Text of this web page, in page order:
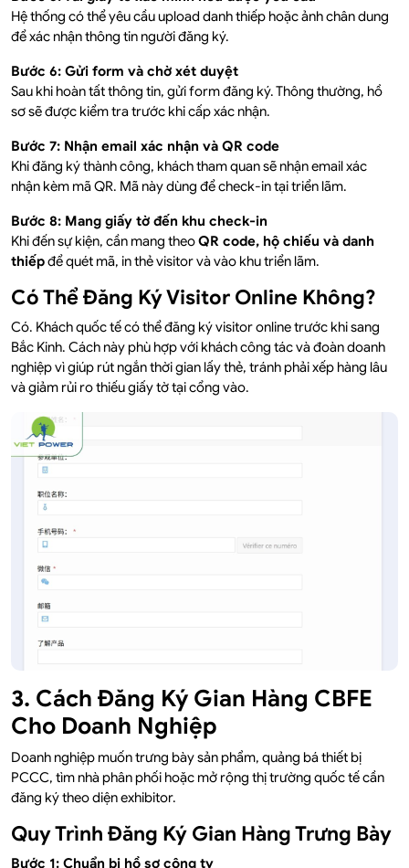
Hệ thống có thể yêu cầu upload danh thiếp hoặc ảnh chân dung
để xác nhận thông tin người đăng ký.
Bước 6: Gửi form và chờ xét duyệt
Sau khi hoàn tất thông tin, gửi form đăng ký. Thông thường, hồ
sơ sẽ được kiểm tra trước khi cấp xác nhận.
Bước 7: Nhận email xác nhận và QR code
Khi đăng ký thành công, khách tham quan sẽ nhận email xác
nhận kèm mã QR. Mã này dùng để check-in tại triển lãm.
Bước 8: Mang giấy tờ đến khu check-in
Khi đến sự kiện, cần mang theoQR code, hộ chiếu và danh
thiếpđể quét mã, in thẻ visitor và vào khu triển lãm.
Có Thể Đăng Ký Visitor Online Không?
Có. Khách quốc tế có thể đăng ký visitor online trước khi sang
Bắc Kinh. Cách này phù hợp với khách công tác và đoàn doanh
nghiệp vì giúp rút ngắn thời gian lấy thẻ, tránh phải xếp hàng lâu
và giảm rủi ro thiếu giấy tờ tại cổng vào.
3. Cách Đăng Ký Gian Hàng CBFE
Cho Doanh Nghiệp
Doanh nghiệp muốn trưng bày sản phẩm, quảng bá thiết bị
PCCC, tìm nhà phân phối hoặc mở rộng thị trường quốc tế cần
đăng ký theo diện exhibitor.
Quy Trình Đăng Ký Gian Hàng Trưng Bày
Bước 1: Chuẩn bị hồ sơ công ty